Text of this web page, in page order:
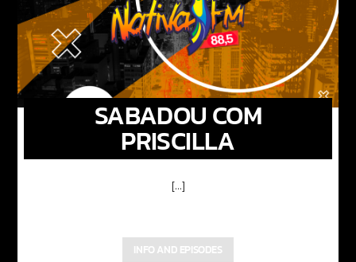
SABADOU COM
PRISCILLA
[...]
INFO AND EPISODES